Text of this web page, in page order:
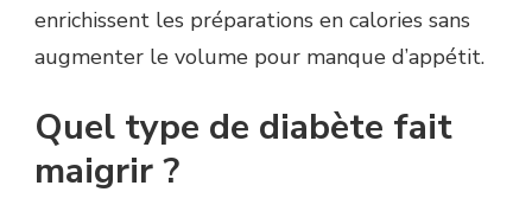
enrichissent les préparations en calories sans
augmenter le volume pour manque d’appétit.
Quel type de diabète fait
maigrir ?